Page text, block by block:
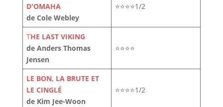
D'OMAHA
de Cole Webley
⭐⭐⭐⭐1/2
THE LAST VIKING
de Anders Thomas
Jensen
⭐⭐⭐⭐
LE BON, LA BRUTE ET
LE CINGLÉ
de Kim Jee-Woon
⭐⭐⭐⭐1/2